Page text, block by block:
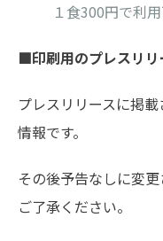
１食300円で利
■印刷用のプレスリリ
プレスリリースに掲
情報です。
その後予告なしに変
ご了承ください。